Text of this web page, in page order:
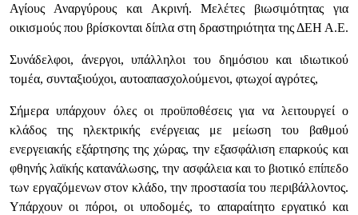
Αγίους Αναργύρους και Ακρινή. Μελέτες βιωσιμότητας για
οικισμούς που βρίσκονται δίπλα στη δραστηριότητα της ΔΕΗ Α.Ε.
Συνάδελφοι, άνεργοι, υπάλληλοι του δημόσιου και ιδιωτικού
τομέα, συνταξιούχοι, αυτοαπασχολούμενοι, φτωχοί αγρότες,
Σήμερα υπάρχουν όλες οι προϋποθέσεις για να λειτουργεί ο
κλάδος της ηλεκτρικής ενέργειας με μείωση του βαθμού
ενεργειακής εξάρτησης της χώρας, την εξασφάλιση επαρκούς και
φθηνής λαϊκής κατανάλωσης, την ασφάλεια και το βιοτικό επίπεδο
των εργαζόμενων στον κλάδο, την προστασία του περιβάλλοντος.
Υπάρχουν οι πόροι, οι υποδομές, το απαραίτητο εργατικό και